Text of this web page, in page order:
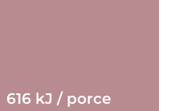
616 kJ / porce